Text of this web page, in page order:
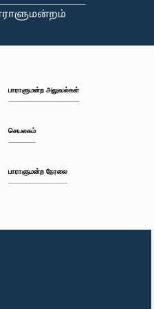
பாராளுமன்ற அலுவல்கள்
செயலகம்
பாராளுமன்ற நேரலை